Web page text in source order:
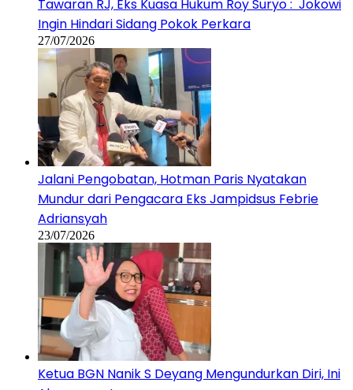
Jalani Pengobatan, Hotman Paris Nyatakan
Mundur dari Pengacara Eks Jampidsus Febrie
Adriansyah
23/07/2026
Ketua BGN Nanik S Deyang Mengundurkan Diri, Ini
Alasannya…!
22/07/2026
Show More